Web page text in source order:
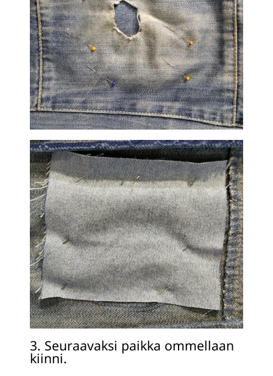
3. Seuraavaksi paikka ommellaan
kiinni.